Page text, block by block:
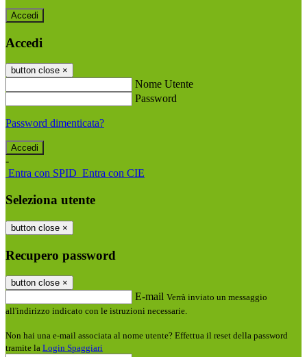
Accedi
Accedi
button close ×
Nome Utente
Password
Password dimenticata?
-
Entra con SPID Entra con CIE
Seleziona utente
button close ×
Recupero password
button close ×
E-mail Verrà inviato un messaggio
all'indirizzo indicato con le istruzioni necessarie.
Non hai una e-mail associata al nome utente? Effettua il reset della password
tramite la Login Spaggiari